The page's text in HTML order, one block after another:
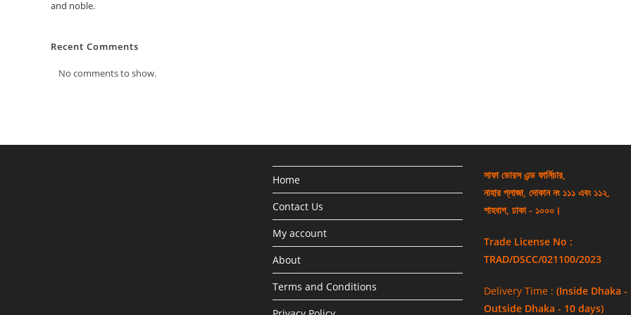
and noble.
Recent Comments
No comments to show.
Home
Contact Us
My account
About
Terms and Conditions
সাফা ডোরস এন্ড ফার্নিচার,
নাহার প্লাজা, দোকান নং ১১১ এবং ১১২,
শাহবাগ, ঢাকা - ১০০০।
Trade License No :
TRAD/DSCC/021100/2023
Delivery Time : (Inside Dhaka -
Outside Dhaka - 10 days)